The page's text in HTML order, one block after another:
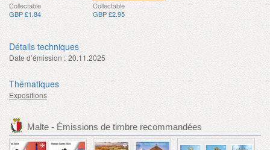
Collectable
GBP £1.84
Collectable
GBP £2.95
Détails techniques
Date d’émission : 20.11.2025
Thématiques
Expositions
Malte - Émissions de timbre recommandées